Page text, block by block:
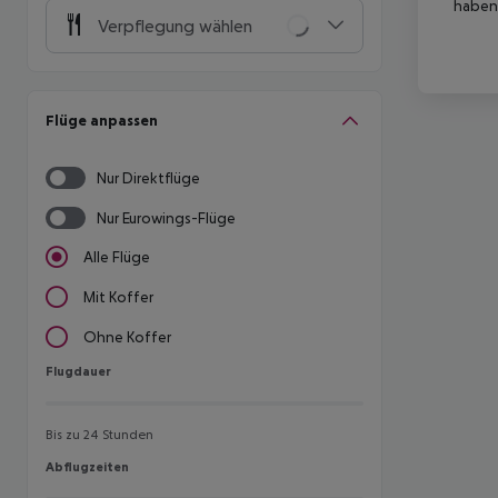
Verpflegung wählen
Flüge anpassen
Nur Direktflüge
Nur Eurowings-Flüge
Alle Flüge
Mit Koffer
Ohne Koffer
Flugdauer
Flugdauer
Bis zu 24 Stunden
Abflugzeiten
Abflugzeiten